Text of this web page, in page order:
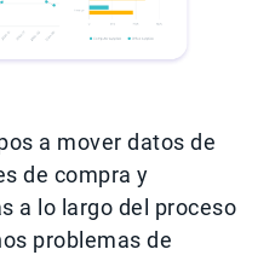
a mover datos de
de compra y
a lo largo del proceso
problemas de